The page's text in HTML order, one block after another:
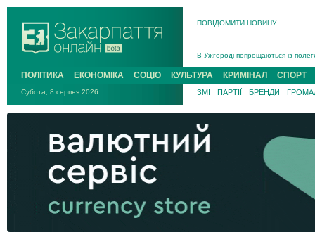
ПОВІДОМИТИ НОВИНУ
В Ужгороді попрощаються із
В Ужгороді 5 серпня
Підтвердили загибель
На війні з рф поліг військовий з
На Хустщині внаслідок ДТП за
Інструктора районного ТЦК на
ПОЛІТИКА ЕКОНОМІКА СОЦІО КУЛЬТУРА КРИМІНАЛ СПОРТ
Субота, 8 серпня 2026 ЗМІ ПАРТІЇ БРЕНДИ